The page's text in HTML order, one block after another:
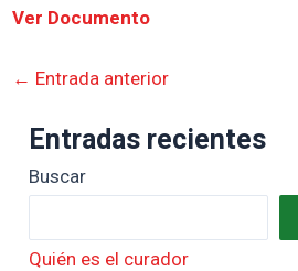
Ver Documento
← Entrada anterior
Entradas recientes
Buscar
Quién es el curador